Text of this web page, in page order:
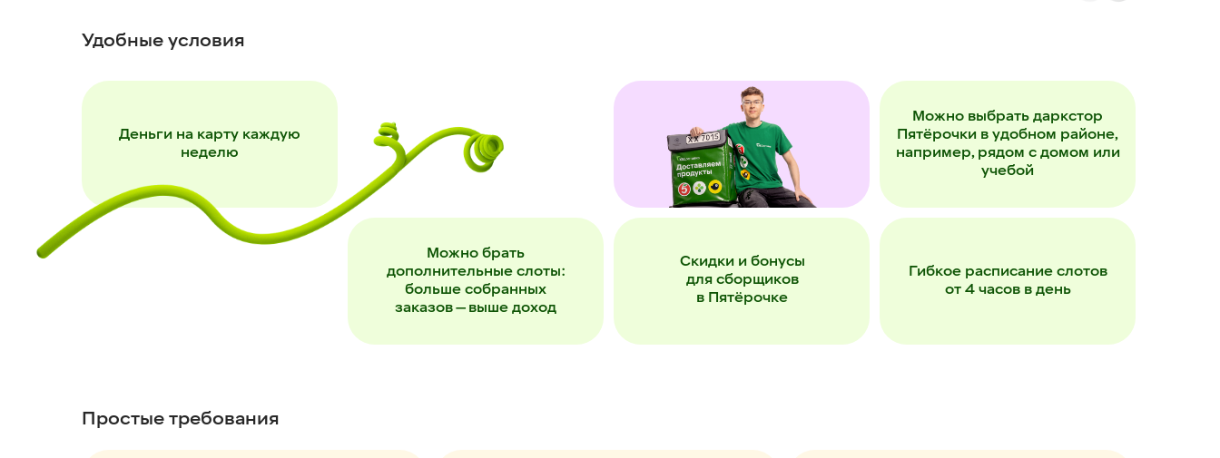
Простые требования
Удобные условия
Скидки и бонусы
для сборщиков
в Пятёрочке
Гибкое расписание слотов
от 4 часов в день
Можно выбрать даркстор
Пятёрочки в удобном районе,
например, рядом с домом или
учебой
Можно брать
дополнительные слоты:
больше собранных
заказов — выше доход
Деньги на карту каждую
неделю